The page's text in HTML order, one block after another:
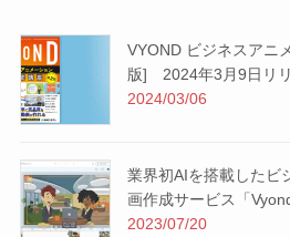
VYOND ビジネスアニ
版] 2024年3月9日リ
2024/03/06
業界初AIを搭載したビ
画作成サービス「
2023/07/20